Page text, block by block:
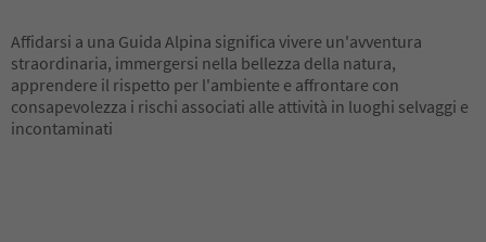
Affidarsi a una Guida Alpina significa vivere un'avventura
straordinaria, immergersi nella bellezza della natura,
apprendere il rispetto per l'ambiente e affrontare con
consapevolezza i rischi associati alle attività in luoghi selvaggi e
incontaminati